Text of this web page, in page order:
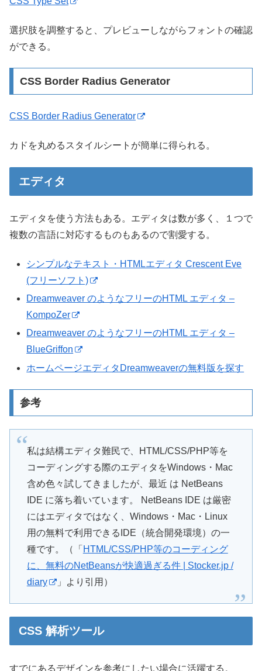
選択肢を調整すると、プレビューしながらフォントの確認
ができる。
CSS Border Radius Generator
CSS Border Radius Generator
カドを丸めるスタイルシートが簡単に得られる。
エディタ
エディタを使う方法もある。エディタは数が多く、１つで
複数の言語に対応するものもあるので割愛する。
シンプルなテキスト・HTMLエディタ Crescent Eve
(フリーソフト)
Dreamweaver のようなフリーのHTML エディタ –
KompoZer
Dreamweaver のようなフリーのHTML エディタ –
BlueGriffon
ホームページエディタDreamweaverの無料版を探す
参考
私は結構エディタ難民で、HTML/CSS/PHP等を
コーディングする際のエディタをWindows・Mac
含め色々試してきましたが、最近 は NetBeans
IDE に落ち着いています。 NetBeans IDE は厳密
にはエディタではなく、Windows・Mac・Linux
用の無料で利用できるIDE（統合開発環境）の一
種です。（「 HTML/CSS/PHP等のコーディング
に、無料のNetBeansが快適過ぎる件 | Stocker.jp /
diary
」より引用）
CSS 解析ツール
すでにあるデザインを参考にしたい場合に活躍する。